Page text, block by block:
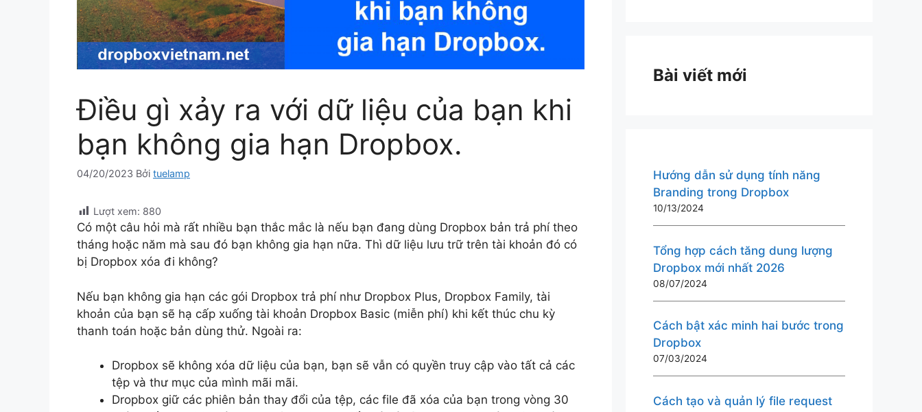
Điều gì xảy ra với dữ liệu của bạn khi
bạn không gia hạn Dropbox.
04/20/2023 Bởi tuelamp
Lượt xem: 880
Có một câu hỏi mà rất nhiều bạn thắc mắc là nếu bạn đang dùng Dropbox bản trả phí theo
tháng hoặc năm mà sau đó bạn không gia hạn nữa. Thì dữ liệu lưu trữ trên tài khoản đó có
bị Dropbox xóa đi không?
Nếu bạn không gia hạn các gói Dropbox trả phí như Dropbox Plus, Dropbox Family, tài
khoản của bạn sẽ hạ cấp xuống tài khoản Dropbox Basic (miễn phí) khi kết thúc chu kỳ
thanh toán hoặc bản dùng thử. Ngoài ra:
Dropbox sẽ không xóa dữ liệu của bạn, bạn sẽ vẫn có quyền truy cập vào tất cả các
tệp và thư mục của mình mãi mãi.
Dropbox giữ các phiên bản thay đổi của tệp, các file đã xóa của bạn trong vòng 30
Bài viết mới
Hướng dẫn sử dụng tính năng
Branding trong Dropbox
10/13/2024
Tổng hợp cách tăng dung lượng
Dropbox mới nhất 2026
08/07/2024
Cách bật xác minh hai bước trong
Dropbox
07/03/2024
Cách tạo và quản lý file request